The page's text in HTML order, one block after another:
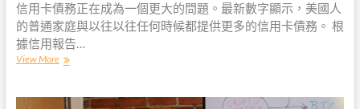
信用卡債務正在成為一個更大的問題。最新數字顯示，美國人
的普通家庭與以往以往任何時候都提供更多的信用卡債務。 根
據信用報告…
View More3
式